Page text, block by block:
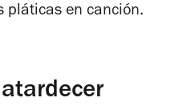
pláticas en canción.